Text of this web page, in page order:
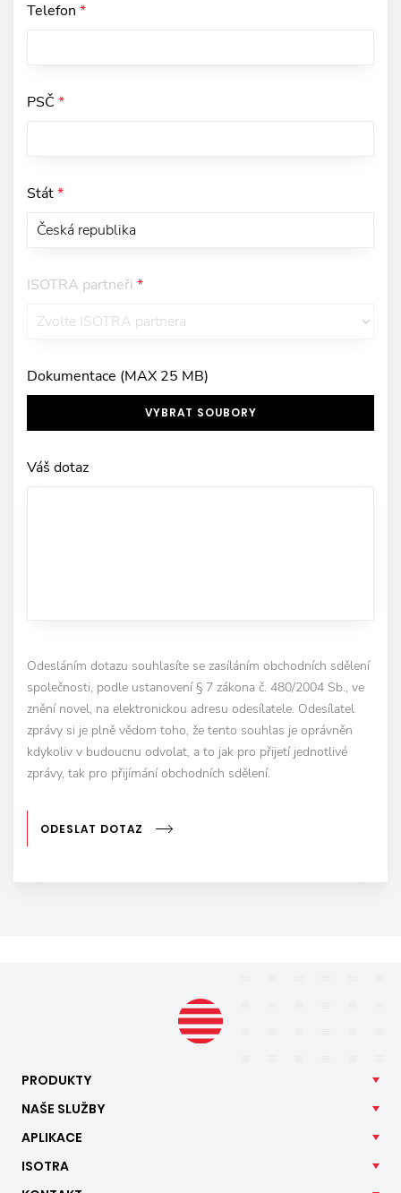
Telefon *
PSČ *
Stát*
ISOTRA partneři *
Dokumentace (MAX 25 MB)
VYBRAT SOUBORY
Váš dotaz
Odesláním dotazu souhlasíte se zasíláním obchodních sdělení
společnosti, podle ustanovení § 7 zákona č. 480/2004 Sb., ve
znění novel, na elektronickou adresu odesílatele. Odesílatel
zprávy si je plně vědom toho, že tento souhlas je oprávněn
kdykoliv v budoucnu odvolat, a to jak pro přijetí jednotlivé
zprávy, tak pro přijímání obchodních sdělení.
ODESLAT DOTAZ
PRODUKTY
NAŠE SLUŽBY
APLIKACE
ISOTRA